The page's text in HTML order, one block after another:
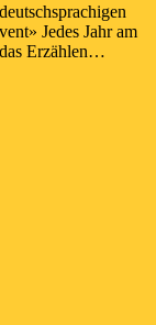
Jedes Jahr am
Erzählen…